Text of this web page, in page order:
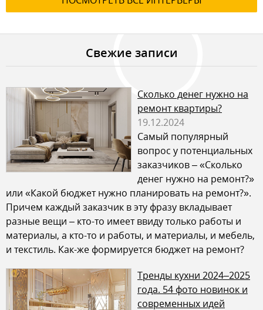
Свежие записи
Сколько денег нужно на
ремонт квартиры?
19.12.2024
Самый популярный
вопрос у потенциальных
заказчиков – «Сколько
денег нужно на ремонт?»
или «Какой бюджет нужно планировать на ремонт?».
Причем каждый заказчик в эту фразу вкладывает
разные вещи – кто-то имеет ввиду только работы и
материалы, а кто-то и работы, и материалы, и мебель,
и текстиль. Как-же формируется бюджет на ремонт?
Тренды кухни 2024–2025
года. 54 фото новинок и
современных идей